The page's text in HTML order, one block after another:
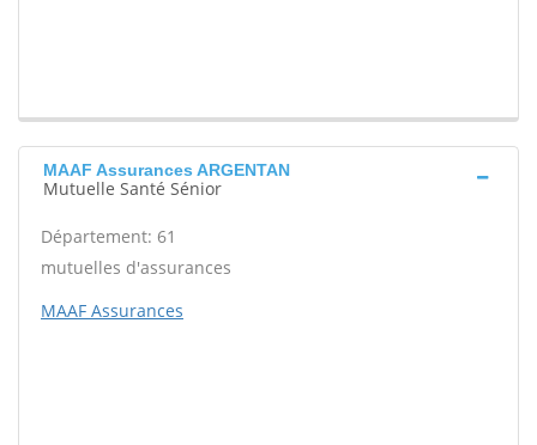
MAAF Assurances ARGENTAN
Mutuelle Santé Sénior
Département: 61
mutuelles d'assurances
MAAF Assurances